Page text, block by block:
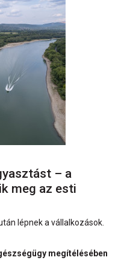
– a
meg az esti
lépnek a vállalkozások.
megítélésében